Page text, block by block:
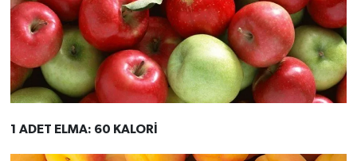
1 ADET ELMA: 60 KALORİ